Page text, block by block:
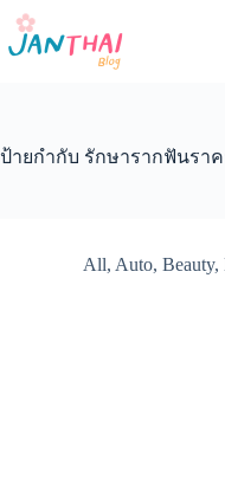
Skip
content
ป้ายกำกับ รักษารากฟันราค
All, Auto, Beauty,